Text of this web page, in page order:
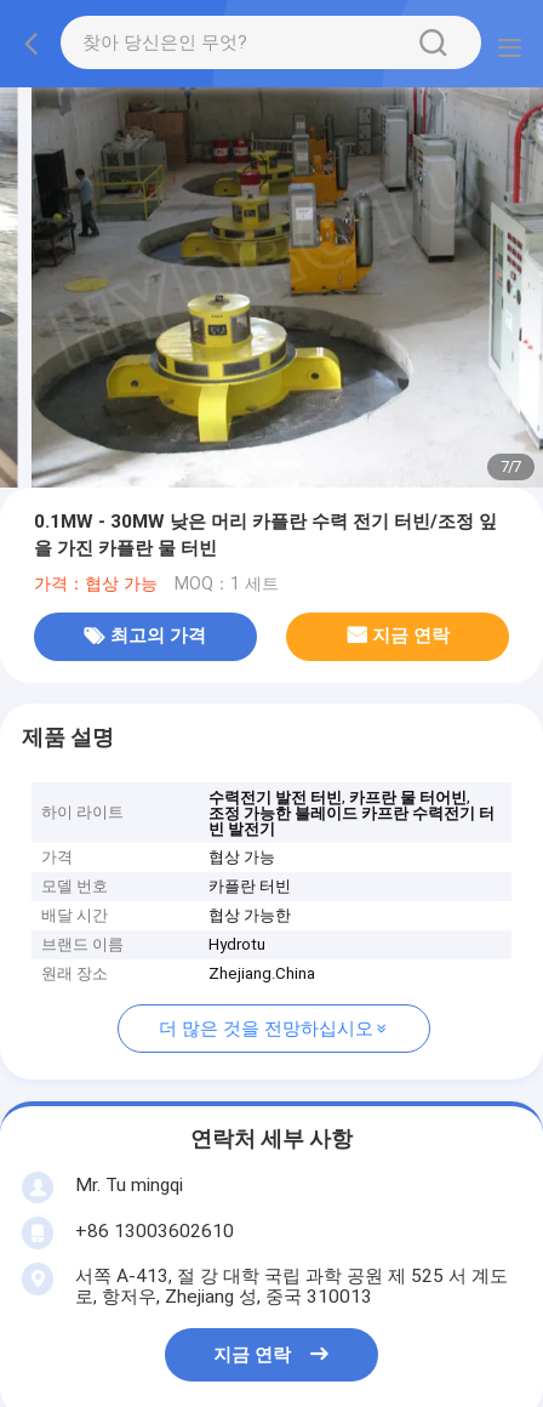
7/7
0.1MW - 30MW 낮은 머리 카플란 수력 전기 터빈/조정 잎
을 가진 카플란 물 터빈
가격：협상 가능 MOQ：1 세트
최고의 가격 지금 연락
제품 설명
하이 라이트
수력전기 발전 터빈,카프란 물 터어빈,
조정 가능한 블레이드 카프란 수력전기 터
빈 발전기
가격
협상 가능
모델 번호
카플란 터빈
배달 시간
협상 가능한
브랜드 이름
Hydrotu
원래 장소
Zhejiang.China
더 많은 것을 전망하십시오
연락처 세부 사항
Mr. Tu mingqi
+86 13003602610
서쪽 A-413, 절 강 대학 국립 과학 공원 제 525 서 계도
로, 항저우, Zhejiang 성, 중국 310013
지금 연락